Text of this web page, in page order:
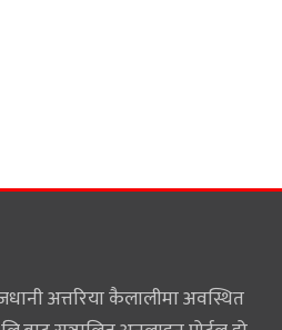
अत्तरिया कैलालीमा अवस्थित